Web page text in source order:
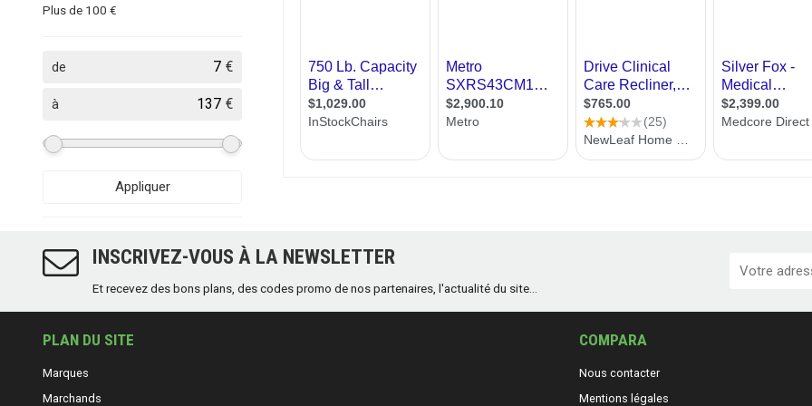
Plus de 100 €
de €
à €
Appliquer
INSCRIVEZ-VOUS À LA NEWSLETTER
Et recevez des bons plans, des codes promo de nos partenaires, l'actualité du site...
PLAN DU SITE
Marques
Marchands
COMPARA
Nous contacter
Mentions légales